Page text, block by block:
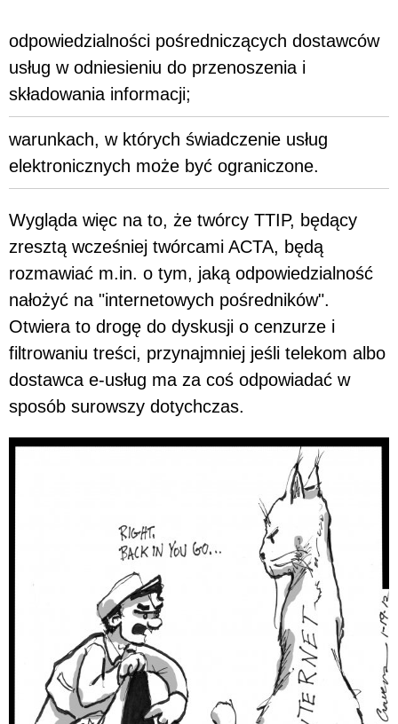
odpowiedzialności pośredniczących dostawców
usług w odniesieniu do przenoszenia i
składowania informacji;
warunkach, w których świadczenie usług
elektronicznych może być ograniczone.
Wygląda więc na to, że twórcy TTIP, będący
zresztą wcześniej twórcami ACTA, będą
rozmawiać m.in. o tym, jaką odpowiedzialność
nałożyć na "internetowych pośredników".
Otwiera to drogę do dyskusji o cenzurze i
filtrowaniu treści, przynajmniej jeśli telekom albo
dostawca e-usług ma za coś odpowiadać w
sposób surowszy dotychczas.